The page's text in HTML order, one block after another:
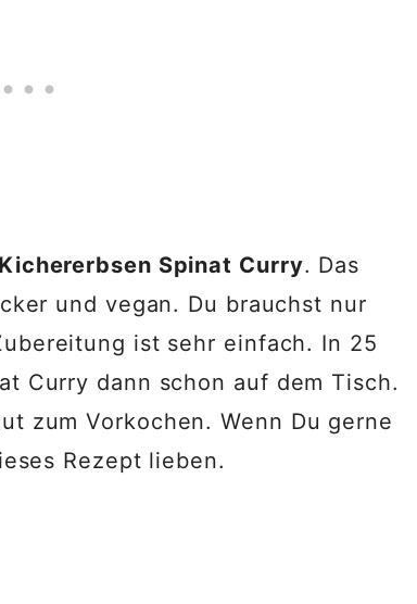
Spinat Curry. Das
und vegan. Du brauchst nur
ist sehr einfach. In 25
Curry dann schon auf dem Tisch.
zum Vorkochen. Wenn Du gerne
Rezept lieben.